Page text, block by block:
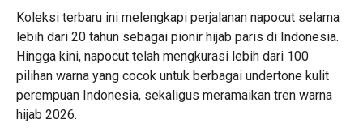
Koleksi terbaru ini melengkapi perjalanan napocut selama
lebih dari 20 tahun sebagai pionir hijab paris di Indonesia.
Hingga kini, napocut telah mengkurasi lebih dari 100
pilihan warna yang cocok untuk berbagai undertone kulit
perempuan Indonesia, sekaligus meramaikan tren warna
hijab 2026.